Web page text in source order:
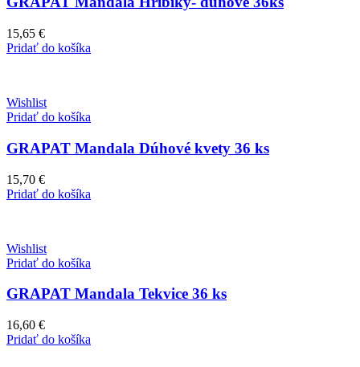
15,65 €
Pridať do košíka
Wishlist
Pridať do košíka
GRAPAT Mandala Dúhové kvety 36 ks
15,70 €
Pridať do košíka
Wishlist
Pridať do košíka
GRAPAT Mandala Tekvice 36 ks
16,60 €
Pridať do košíka